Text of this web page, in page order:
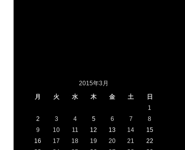
2015年3月
月
火 水 木 金 土
日
1
2
3 4 5 6 7
8
9
10 11 12 13 14
15
16
17 18 19 20 21
22